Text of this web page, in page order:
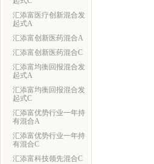
汇添富医疗创新混合发
起式A
汇添富创新医药混合A
汇添富创新医药混合C
汇添富均衡回报混合发
起式A
汇添富均衡回报混合发
起式C
汇添富优势行业一年持
有混合A
汇添富优势行业一年持
有混合C
汇添富科技领先混合C